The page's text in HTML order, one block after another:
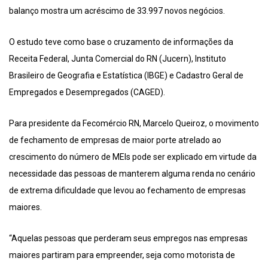
balanço mostra um acréscimo de 33.997 novos negócios.
O estudo teve como base o cruzamento de informações da
Receita Federal, Junta Comercial do RN (Jucern), Instituto
Brasileiro de Geografia e Estatística (IBGE) e Cadastro Geral de
Empregados e Desempregados (CAGED).
Para presidente da Fecomércio RN, Marcelo Queiroz, o movimento
de fechamento de empresas de maior porte atrelado ao
crescimento do número de MEIs pode ser explicado em virtude da
necessidade das pessoas de manterem alguma renda no cenário
de extrema dificuldade que levou ao fechamento de empresas
maiores.
“Aquelas pessoas que perderam seus empregos nas empresas
maiores partiram para empreender, seja como motorista de